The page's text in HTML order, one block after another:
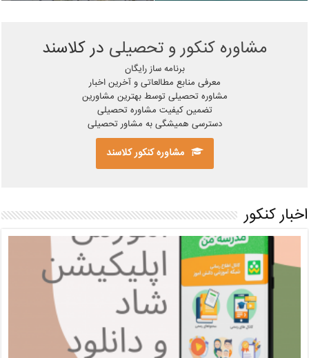
مشاوره کنکور و تحصیلی در کلاسند
برنامه ساز رایگان
معرفی منابع مطالعاتی و آخرین اخبار
مشاوره تحصیلی توسط بهترین مشاورین
تضمین کیفیت مشاوره تحصیلی
دسترسی همیشگی به مشاور تحصیلی
مشاوره کنکور کلاسند
اخبار کنکور